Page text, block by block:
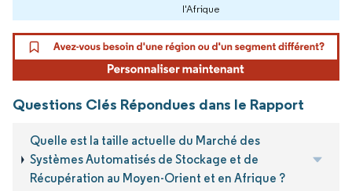
l'Afrique
Questions Clés Répondues dans le Rapport
Quelle est la taille actuelle du Marché des
Systèmes Automatisés de Stockage et de
Récupération au Moyen-Orient et en Afrique ?